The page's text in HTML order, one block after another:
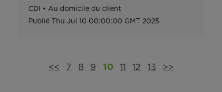
CDI • Au domicile du client
Publié
Thu Jul 10 00:00:00 GMT 2025
<< 7 8 9 10 11 12 13 >>